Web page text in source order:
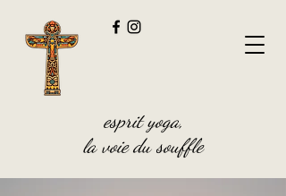
esprit yoga,
la voie du souffle